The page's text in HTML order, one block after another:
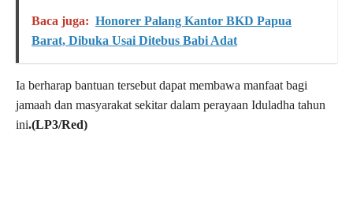
Baca juga: Honorer Palang Kantor BKD Papua
Barat, Dibuka Usai Ditebus Babi Adat
Ia berharap bantuan tersebut dapat membawa manfaat bagi
jamaah dan masyarakat sekitar dalam perayaan Iduladha tahun
ini.(LP3/Red)